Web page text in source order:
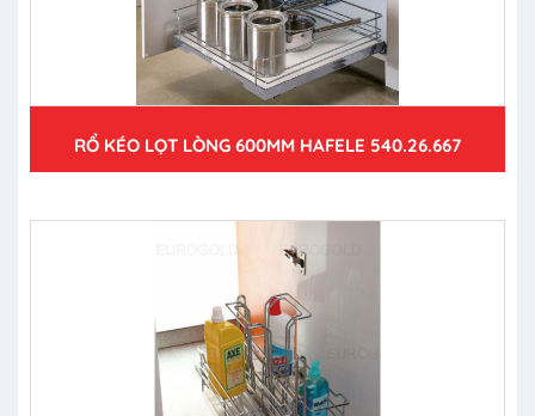
RỔ KÉO LỌT LÒNG 600MM HAFELE 540.26.667